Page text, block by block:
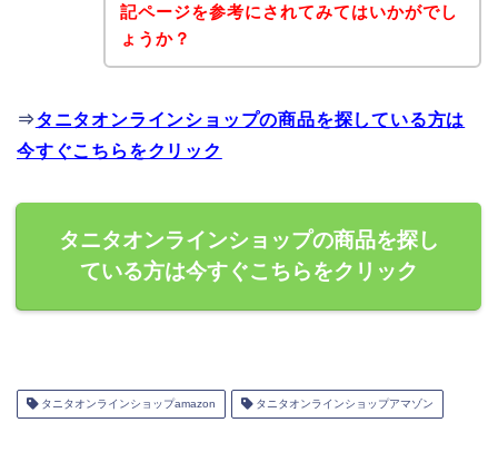
記ページを参考にされてみてはいかがでし
ょうか？
⇒タニタオンラインショップの商品を探している方は
今すぐこちらをクリック
タニタオンラインショップの商品を探し
ている方は今すぐこちらをクリック
タニタオンラインショップamazon タニタオンラインショップアマゾン